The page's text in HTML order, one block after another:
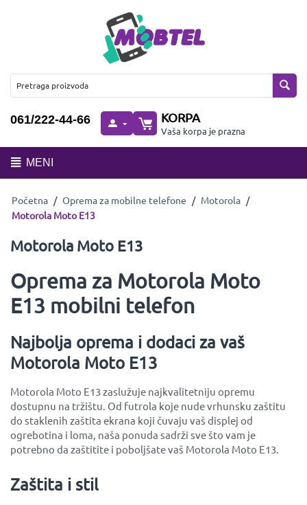
061/222-44-66 KORPA
Vaša korpa je prazna
MENI
Početna / Oprema za mobilne telefone / Motorola /
Motorola Moto E13
Motorola Moto E13
Oprema za Motorola Moto
E13 mobilni telefon
Najbolja oprema i dodaci za vaš
Motorola Moto E13
Motorola Moto E13 zaslužuje najkvalitetniju opremu
dostupnu na tržištu. Od futrola koje nude vrhunsku zaštitu
do staklenih zaštita ekrana koji čuvaju vaš displej od
ogrebotina i loma, naša ponuda sadrži sve što vam je
potrebno da zaštitite i poboljšate vaš Motorola Moto E13.
Zaštita i stil